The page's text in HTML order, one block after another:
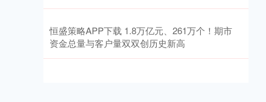
恒盛策略APP下载 1.8万亿元、261万个！期市
资金总量与客户量双双创历史新高